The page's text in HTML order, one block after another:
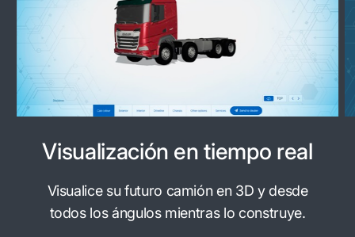
Visualización en tiempo real
Visualice su futuro camión en 3D y desde
todos los ángulos mientras lo construye.